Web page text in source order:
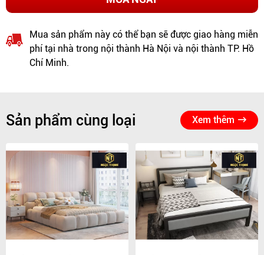
Mua sản phẩm này có thể bạn sẽ được giao hàng miễn
phí tại nhà trong nội thành Hà Nội và nội thành TP. Hồ
Chí Minh.
Sản phẩm cùng loại Xem thêm